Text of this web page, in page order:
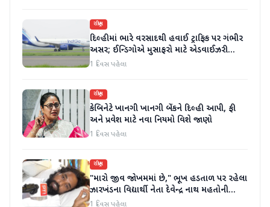
રાષ્ટ્રીય
દિલ્હીમાં ભારે વરસાદથી હવાઈ ટ્રાફિક પર ગંભીર
અસર; ઈન્ડિગોએ મુસાફરો માટે એડવાઈઝરી
જાહેર કરી
1 દિવસ પહેલા
રાષ્ટ્રીય
કેબિનેટે ખાનગી ખાનગી બેંકને દિલ્હી આપી, ફી
અને પ્રવેશ માટે નવા નિયમો વિશે જાણો
1 દિવસ પહેલા
રાષ્ટ્રીય
"મારો જીવ જોખમમાં છે," ભૂખ હડતાળ પર રહેલા
ઝારખંડના વિદ્યાર્થી નેતા દેવેન્દ્ર નાથ મહતોની
તબિયત ખરાબ
1 દિવસ પહેલા